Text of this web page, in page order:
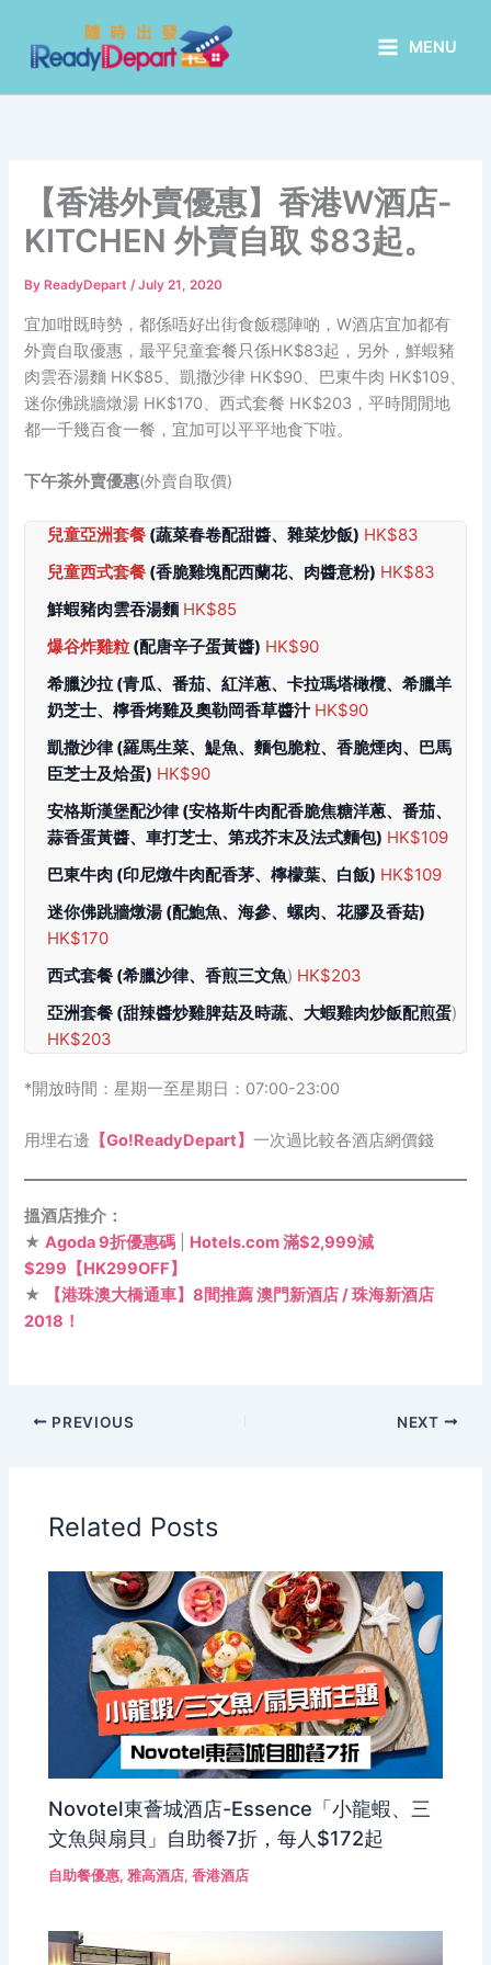
content
MENU
【香港外賣優惠】香港W酒店-
KITCHEN 外賣自取 $83起。
By ReadyDepart/July 21, 2020
宜加咁既時勢，都係唔好出街食飯穩陣啲，W酒店宜加都有
外賣自取優惠，最平兒童套餐只係HK$83起，另外，鮮蝦豬
肉雲吞湯麵 HK$85、凱撒沙律 HK$90、巴東牛肉 HK$109、
迷你佛跳牆燉湯 HK$170、西式套餐 HK$203，平時閒閒地
都一千幾百食一餐，宜加可以平平地食下啦。
下午茶外賣優惠(外賣自取價)
兒童亞洲套餐 (蔬菜春卷配甜醬、雜菜炒飯) HK$83
兒童西式套餐 (香脆雞塊配西蘭花、肉醬意粉) HK$83
鮮蝦豬肉雲吞湯麵 HK$85
爆谷炸雞粒 (配唐辛子蛋黃醬) HK$90
希臘沙拉 (青瓜、番茄、紅洋蔥、卡拉瑪塔橄欖、希臘羊
奶芝士、檸香烤雞及奧勒岡香草醬汁HK$90
凱撒沙律(羅馬生菜、鯷魚、麵包脆粒、香脆煙肉、巴馬
臣芝士及烚蛋) HK$90
安格斯漢堡配沙律(安格斯牛肉配香脆焦糖洋蔥、番茄、
蒜香蛋黃醬、車打芝士、第戎芥末及法式麵包) HK$109
巴東牛肉 (印尼燉牛肉配香茅、檸檬葉、白飯) HK$109
迷你佛跳牆燉湯 (配鮑魚、海參、螺肉、花膠及香菇)
HK$170
西式套餐 (希臘沙律、香煎三文魚) HK$203
亞洲套餐 (甜辣醬炒雞脾菇及時蔬、大蝦雞肉炒飯配煎蛋)
HK$203
*開放時間：星期一至星期日：07:00-23:00
用埋右邊 【Go!ReadyDepart】一次過比較各酒店網價錢
搵酒店推介：
★Agoda 9折優惠碼
Hotels.com 滿$2,999減
$299【HK299OFF】
★
【港珠澳大橋通車】8間推薦 澳門新酒店 / 珠海新酒店
2018！
PREVIOUS NEXT
Related Posts
Novotel東薈城酒店-Essence「小龍蝦、三
文魚與扇貝」自助餐7折，每人$172起
自助餐優惠,雅高酒店,香港酒店